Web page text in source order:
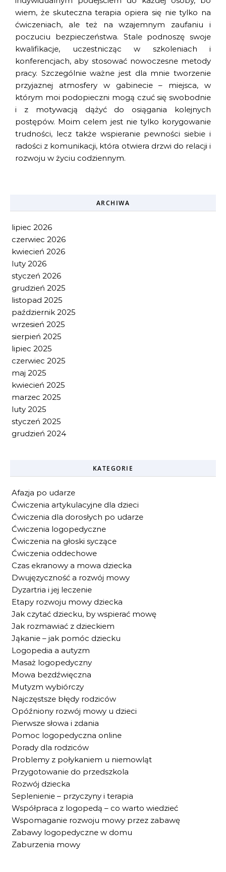
wiem, że skuteczna terapia opiera się nie tylko na
ćwiczeniach, ale też na wzajemnym zaufaniu i
poczuciu bezpieczeństwa. Stale podnoszę swoje
kwalifikacje, uczestnicząc w szkoleniach i
konferencjach, aby stosować nowoczesne metody
pracy. Szczególnie ważne jest dla mnie tworzenie
przyjaznej atmosfery w gabinecie – miejsca, w
którym moi podopieczni mogą czuć się swobodnie
i z motywacją dążyć do osiągania kolejnych
postępów. Moim celem jest nie tylko korygowanie
trudności, lecz także wspieranie pewności siebie i
radości z komunikacji, która otwiera drzwi do relacji i
rozwoju w życiu codziennym.
ARCHIWA
lipiec 2026
czerwiec 2026
kwiecień 2026
luty 2026
styczeń 2026
grudzień 2025
listopad 2025
październik 2025
wrzesień 2025
sierpień 2025
lipiec 2025
czerwiec 2025
maj 2025
kwiecień 2025
marzec 2025
luty 2025
styczeń 2025
grudzień 2024
KATEGORIE
Afazja po udarze
Ćwiczenia artykulacyjne dla dzieci
Ćwiczenia dla dorosłych po udarze
Ćwiczenia logopedyczne
Ćwiczenia na głoski syczące
Ćwiczenia oddechowe
Czas ekranowy a mowa dziecka
Dwujęzyczność a rozwój mowy
Dyzartria i jej leczenie
Etapy rozwoju mowy dziecka
Jak czytać dziecku, by wspierać mowę
Jak rozmawiać z dzieckiem
Jąkanie – jak pomóc dziecku
Logopedia a autyzm
Masaż logopedyczny
Mowa bezdźwięczna
Mutyzm wybiórczy
Najczęstsze błędy rodziców
Opóźniony rozwój mowy u dzieci
Pierwsze słowa i zdania
Pomoc logopedyczna online
Porady dla rodziców
Problemy z połykaniem u niemowląt
Przygotowanie do przedszkola
Rozwój dziecka
Seplenienie – przyczyny i terapia
Współpraca z logopedą – co warto wiedzieć
Wspomaganie rozwoju mowy przez zabawę
Zabawy logopedyczne w domu
Zaburzenia mowy